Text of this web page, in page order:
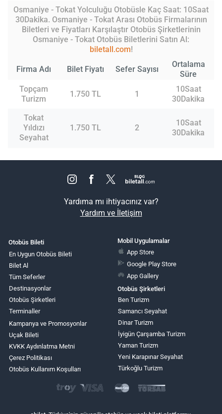
Osmaniye - Tokat Yolculuğu Otobüsle Kaç Saat: 10Saat
30Dakika. Osmaniye - Tokat Arası Otobüs Firmalarının
Biletleri ve Fiyatları Karşılaştır Otobüs Şirketlerinin
Osmaniye - Tokat Otobüs Biletlerini Satın Al:
biletall.com!
Firma Adı Bilet Fiyatı Sefer Sayısı
Ortalama
Süre
Topçam
Turizm
1.750 TL 1
10Saat
30Dakika
Tokat
Yıldızı
Seyahat
1.750 TL 2
10Saat
30Dakika
Yardıma mı ihtiyacınız var?
Yardım ve İletişim
Otobüs Bileti
En Uygun Otobüs Bileti
Bilet Al
Tüm Seferler
Destinasyonlar
Otobüs Şirketleri
Terminaller
Kampanya ve Promosyonlar
Uçak Bileti
KVKK Aydınlatma Metni
Çerez Politikası
Otobüs Kullanım Koşulları
Mobil Uygulamalar
App Store
Google Play Store
App Gallery
Otobüs Şirketleri
Ben Turizm
Samancı Seyahat
Dinar Turizm
İyigün Çarşamba Turizm
Yaman Turizm
Yeni Karapınar Seyahat
Türkoğlu Turizm